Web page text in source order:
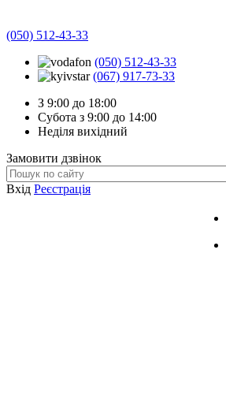
(050) 512-43-33
(050) 512-43-33
(067) 917-73-33
З 9:00 до 18:00
Субота з 9:00 до 14:00
Неділя вихідний
Замовити дзвінок
Вхід Реєстрація